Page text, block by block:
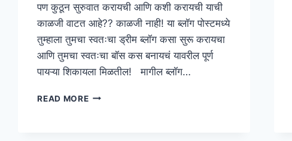
पण कुठून सुरुवात करायची आणि कशी करायची याची
काळजी वाटत आहे?? काळजी नाही! या ब्लॉग पोस्टमध्ये
तुम्हाला तुमचा स्वतःचा ड्रीम ब्लॉग कसा सुरू करायचा
आणि तुमचा स्वतःचा बॉस कस बनायचं यावरील पूर्ण
पायऱ्या शिकायला मिळतील! मागील ब्लॉग…
READ MOREब्लॉग